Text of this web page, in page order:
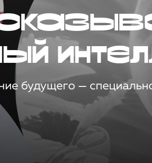
будущего —